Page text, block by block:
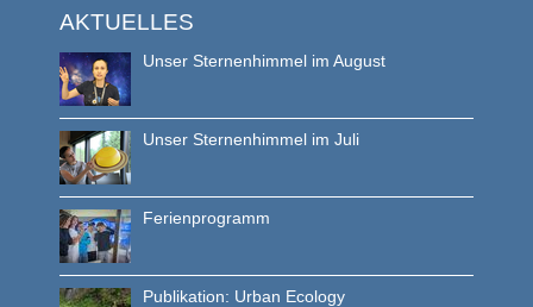
AKTUELLES
Unser Sternenhimmel im August
Unser Sternenhimmel im Juli
Ferienprogramm
Publikation: Urban Ecology